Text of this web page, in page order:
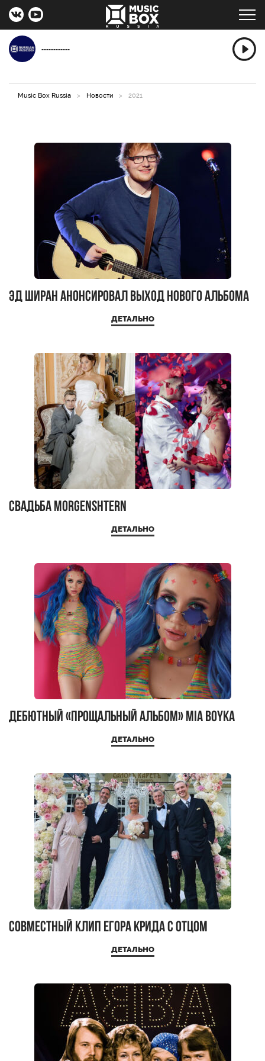
------------
Music Box Russia > Новости > 2021
Эд Ширан анонсировал выход нового альбома
ДЕТАЛЬНО
Свадьба MORGENSHTERN
ДЕТАЛЬНО
Дебютный «Прощальный альбом» Mia Boyka
ДЕТАЛЬНО
Совместный клип Егора Крида с отцом
ДЕТАЛЬНО